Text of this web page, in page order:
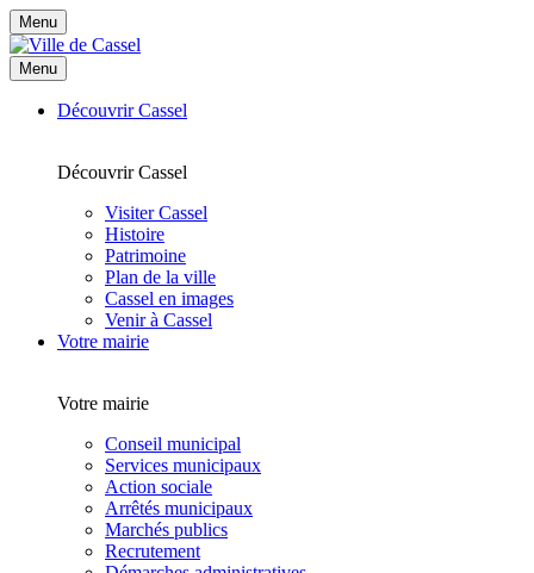
Menu
Menu
Découvrir Cassel
Découvrir Cassel
Visiter Cassel
Histoire
Patrimoine
Plan de la ville
Cassel en images
Venir à Cassel
Votre mairie
Votre mairie
Conseil municipal
Services municipaux
Action sociale
Arrêtés municipaux
Marchés publics
Recrutement